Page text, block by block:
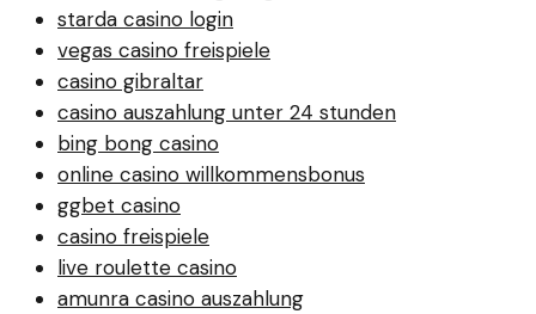
starda casino login
vegas casino freispiele
casino gibraltar
casino auszahlung unter 24 stunden
bing bong casino
online casino willkommensbonus
ggbet casino
casino freispiele
live roulette casino
amunra casino auszahlung